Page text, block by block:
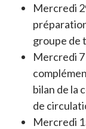
Mercredi
groupe de
Mercredi
bilan de la
de
Mercredi